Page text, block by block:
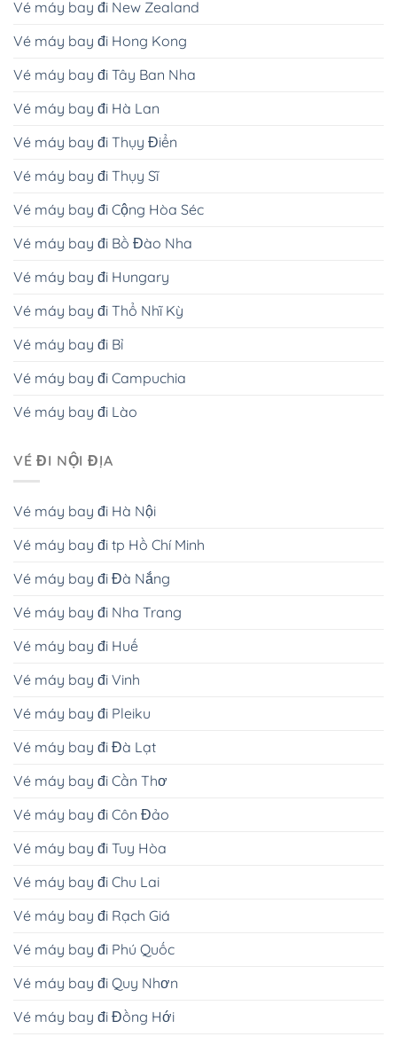
Vé máy bay đi New Zealand
Vé máy bay đi Hong Kong
Vé máy bay đi Tây Ban Nha
Vé máy bay đi Hà Lan
Vé máy bay đi Thụy Điển
Vé máy bay đi Thụy Sĩ
Vé máy bay đi Cộng Hòa Séc
Vé máy bay đi Bồ Đào Nha
Vé máy bay đi Hungary
Vé máy bay đi Thổ Nhĩ Kỳ
Vé máy bay đi Bỉ
Vé máy bay đi Campuchia
Vé máy bay đi Lào
VÉ ĐI NỘI ĐỊA
Vé máy bay đi Hà Nội
Vé máy bay đi tp Hồ Chí Minh
Vé máy bay đi Đà Nắng
Vé máy bay đi Nha Trang
Vé máy bay đi Huế
Vé máy bay đi Vinh
Vé máy bay đi Pleiku
Vé máy bay đi Đà Lạt
Vé máy bay đi Cần Thơ
Vé máy bay đi Côn Đảo
Vé máy bay đi Tuy Hòa
Vé máy bay đi Chu Lai
Vé máy bay đi Rạch Giá
Vé máy bay đi Phú Quốc
Vé máy bay đi Quy Nhơn
Vé máy bay đi Đồng Hới